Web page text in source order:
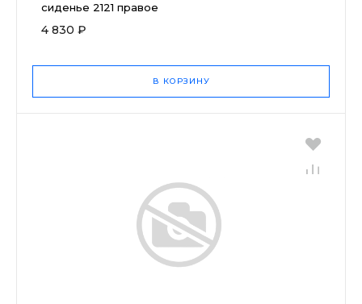
сиденье 2121 правое
4 830 ₽
В КОРЗИНУ